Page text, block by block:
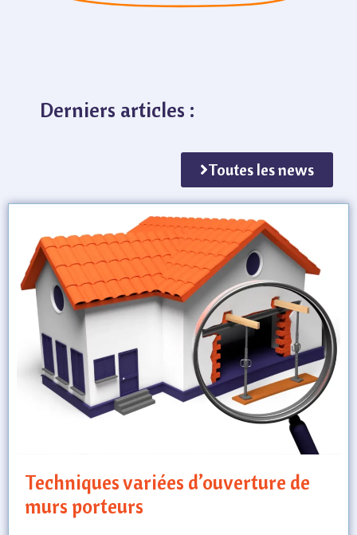
Derniers articles :
Toutes les news
Techniques variées d’ouverture de
murs porteurs